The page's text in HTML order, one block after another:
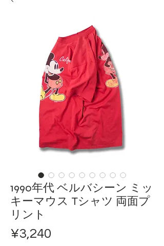
1990年代 ベルバシーン ミッ
キーマウス Tシャツ 両面プ
リント
¥3,240